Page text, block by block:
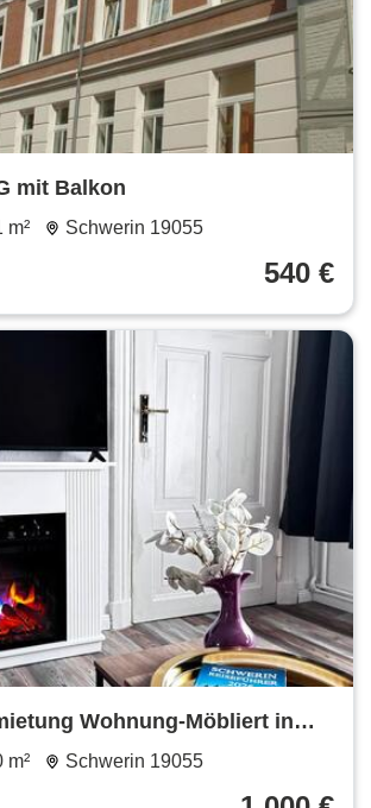
mit Balkon
m² Schwerin 19055
540 €
Wohnung-Möbliert in
m² Schwerin 19055